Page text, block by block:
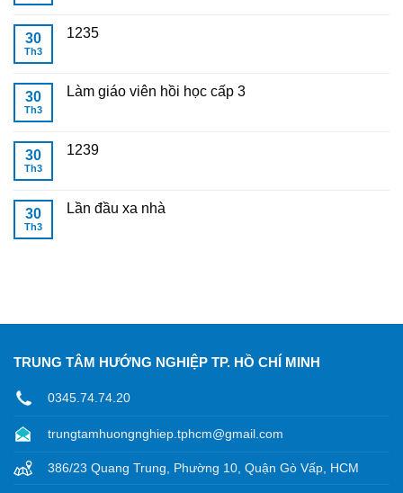
30
Th3
1235
30
Th3
Làm giáo viên hồi học cấp 3
30
Th3
1239
30
Th3
Lần đầu xa nhà
TRUNG TÂM HƯỚNG NGHIỆP TP. HỒ CHÍ MINH
0345.74.74.20
trungtamhuongnghiep.tphcm@gmail.com
386/23 Quang Trung, Phường 10, Quận Gò Vấp, HCM